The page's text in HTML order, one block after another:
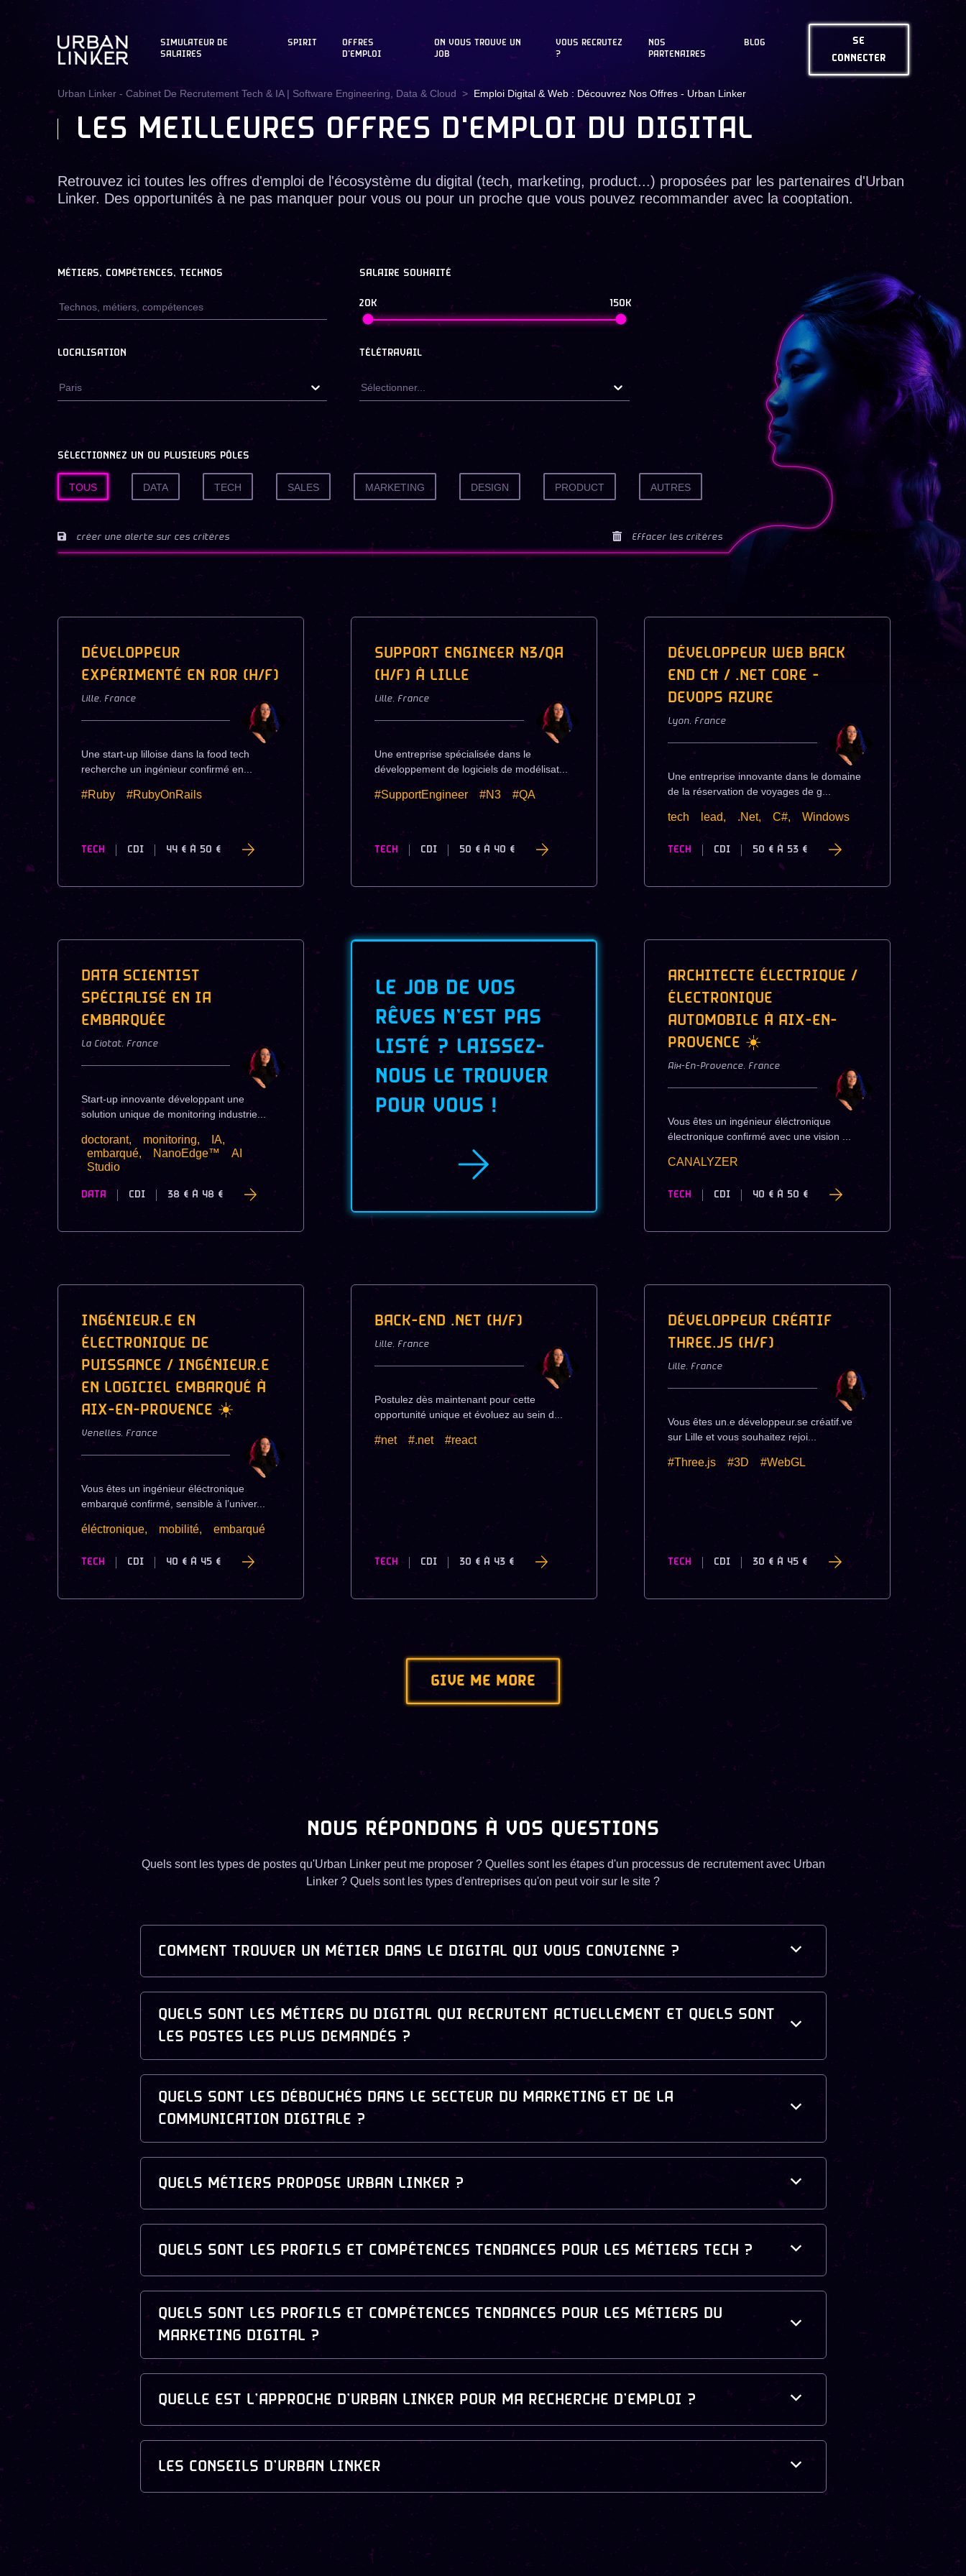
SIMULATEUR DE
SALAIRES
SPIRIT
OFFRES
D'EMPLOI
ON VOUS TROUVE UN
JOB
VOUS RECRUTEZ
?
NOS
PARTENAIRES
BLOG
SE
CONNECTER
Urban Linker - Cabinet De Recrutement Tech & IA | Software Engineering, Data & Cloud Emploi Digital & Web : Découvrez Nos Offres - Urban Linker
LES MEILLEURES OFFRES D'EMPLOI DU DIGITAL
Retrouvez ici toutes les offres d'emploi de l'écosystème du digital (tech, marketing, product...) proposées par les partenaires d'Urban
Linker. Des opportunités à ne pas manquer pour vous ou pour un proche que vous pouvez recommander avec la cooptation.
MÉTIERS, COMPÉTENCES, TECHNOS SALAIRE SOUHAITÉ
20K 150K
LOCALISATION
Paris
TÉLÉTRAVAIL
Sélectionner...
SÉLECTIONNEZ UN OU PLUSIEURS PÔLES
TOUS DATA TECH SALES MARKETING DESIGN PRODUCT AUTRES
créer une alerte sur ces critères Effacer les critères
DÉVELOPPEUR
EXPÉRIMENTÉ EN ROR (H/F)
Lille, France
Une start-up lilloise dans la food tech
recherche un ingénieur confirmé en...
#Ruby #RubyOnRails
TECH CDI 44 € À 50 €
SUPPORT ENGINEER N3/QA
(H/F) À LILLE
Lille, France
Une entreprise spécialisée dans le
développement de logiciels de modélisat...
#SupportEngineer #N3 #QA
TECH CDI 50 € À 40 €
DÉVELOPPEUR WEB BACK
END C# / .NET CORE -
DEVOPS AZURE
Lyon, France
Une entreprise innovante dans le domaine
de la réservation de voyages de g...
tech lead, .Net, C#, Windows
TECH CDI 50 € À 53 €
DATA SCIENTIST
SPÉCIALISÉ EN IA
EMBARQUÉE
La Ciotat, France
Start-up innovante développant une
solution unique de monitoring industrie...
doctorant, monitoring,
IA,
embarqué,
NanoEdge™
AI
Studio
DATA CDI 38 € À 48 €
LE JOB DE VOS
RÊVES N’EST PAS
LISTÉ ? LAISSEZ-
NOUS LE TROUVER
POUR VOUS !
ARCHITECTE ÉLECTRIQUE /
ÉLECTRONIQUE
AUTOMOBILE À AIX-EN-
PROVENCE ☀️
Aix-En-Provence, France
Vous êtes un ingénieur éléctronique
électronique confirmé avec une vision ...
CANALYZER
TECH CDI 40 € À 50 €
INGÉNIEUR.E EN
ÉLECTRONIQUE DE
PUISSANCE / INGÉNIEUR.E
EN LOGICIEL EMBARQUÉ À
AIX-EN-PROVENCE ☀️
Venelles, France
Vous êtes un ingénieur éléctronique
embarqué confirmé, sensible à l’univer...
éléctronique, mobilité, embarqué
TECH CDI 40 € À 45 €
BACK-END .NET (H/F)
Lille, France
Postulez dès maintenant pour cette
opportunité unique et évoluez au sein d...
#net #.net #react
TECH CDI 30 € À 43 €
DÉVELOPPEUR CRÉATIF
THREE.JS (H/F)
Lille, France
Vous êtes un.e développeur.se créatif.ve
sur Lille et vous souhaitez rejoi...
#Three.js #3D #WebGL
TECH CDI 30 € À 45 €
GIVE ME MORE
NOUS RÉPONDONS À VOS QUESTIONS
Quels sont les types de postes qu'Urban Linker peut me proposer ? Quelles sont les étapes d'un processus de recrutement avec Urban
Linker ? Quels sont les types d'entreprises qu'on peut voir sur le site ?
COMMENT TROUVER UN MÉTIER DANS LE DIGITAL QUI VOUS CONVIENNE ?
QUELS SONT LES MÉTIERS DU DIGITAL QUI RECRUTENT ACTUELLEMENT ET QUELS SONT
LES POSTES LES PLUS DEMANDÉS ?
QUELS SONT LES DÉBOUCHÉS DANS LE SECTEUR DU MARKETING ET DE LA
COMMUNICATION DIGITALE ?
QUELS MÉTIERS PROPOSE URBAN LINKER ?
QUELS SONT LES PROFILS ET COMPÉTENCES TENDANCES POUR LES MÉTIERS TECH ?
QUELS SONT LES PROFILS ET COMPÉTENCES TENDANCES POUR LES MÉTIERS DU
MARKETING DIGITAL ?
QUELLE EST L’APPROCHE D’URBAN LINKER POUR MA RECHERCHE D’EMPLOI ?
LES CONSEILS D’URBAN LINKER